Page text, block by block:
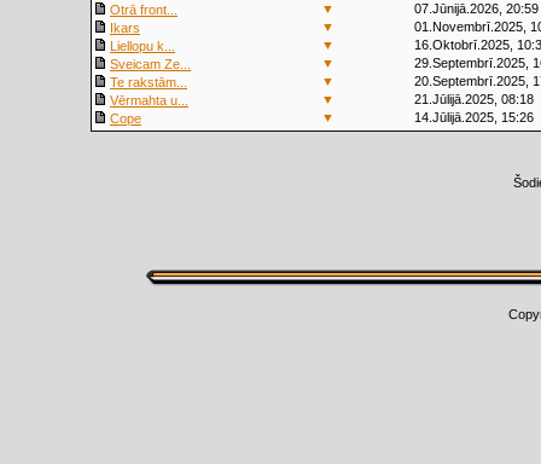
Otrā front...
▼
07.Jūnijā.2026, 20:59
Ikars
▼
01.Novembrī.2025,
Liellopu k...
▼
16.Oktobrī.2025,
Sveicam Ze...
▼
29.Septembrī.2025,
Te rakstām...
▼
20.Septembrī.2025,
Vērmahta u...
▼
21.Jūlijā.2025, 08:18
Cope
▼ 14.Jūlijā.2025, 15:26